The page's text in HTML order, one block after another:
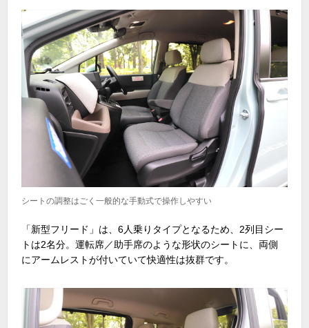
シートの調整はごく一般的な手動式で操作しやすい
「新型フリード」は、6人乗りタイプとなるため、 2列目シー
トは2名分。運転席／助手席のような形状のシートに、両側
にアームレストが付いていて快適性は抜群です。